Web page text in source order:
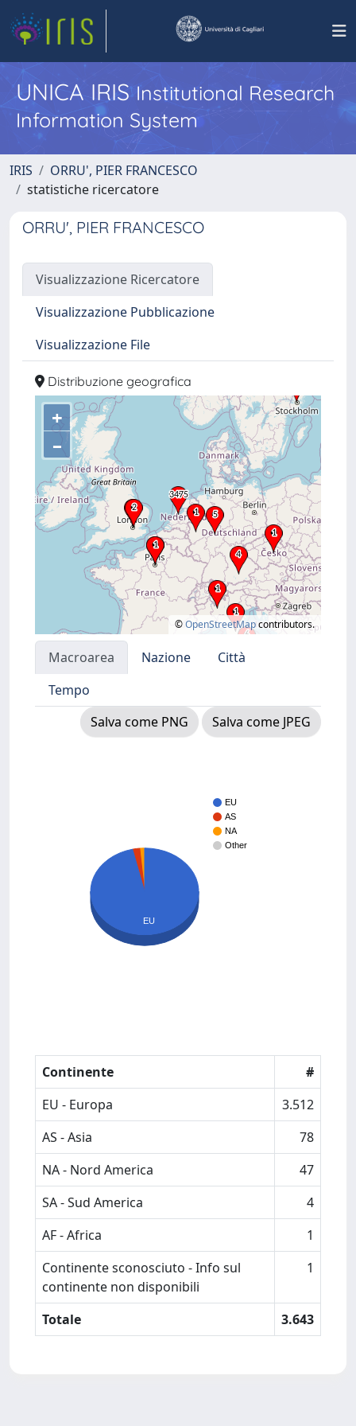
UNICA IRISInstitutional Research
Information System
IRIS
ORRU', PIER FRANCESCO
statistiche ricercatore
ORRU', PIER FRANCESCO
Visualizzazione Ricercatore
Visualizzazione Pubblicazione
Visualizzazione File
Distribuzione geografica
+
–
©OpenStreetMapcontributors.
Macroarea Nazione
Città
Tempo
Salva come PNG
Salva come JPEG
EU
AS
NA
Other
EU
Continente
#
EU - Europa
3.512
AS - Asia
78
NA - Nord America
47
SA - Sud America
4
AF - Africa
1
Continente sconosciuto - Info sul
continente non disponibili
1
Totale 3.643